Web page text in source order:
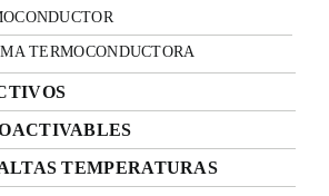
TERMOCONDUCTORA
TEMPERATURAS